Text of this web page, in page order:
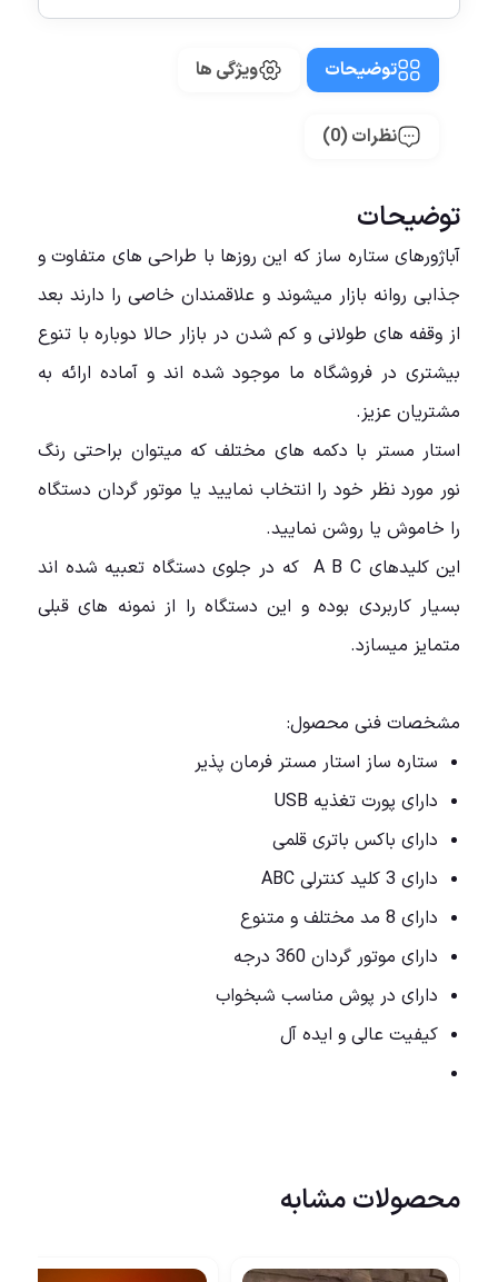
توضیحات ویژگی ها
نظرات (0)
توضیحات
آباژورهای ستاره ساز که این روزها با طراحی های متفاوت و
جذابی روانه بازار میشوند و علاقمندان خاصی را دارند بعد
از وقفه های طولانی و کم شدن در بازار حالا دوباره با تنوع
بیشتری در فروشگاه ما موجود شده اند و آماده ارائه به
مشتریان عزیز.
استار مستر با دکمه های مختلف که میتوان براحتی رنگ
نور مورد نظر خود را انتخاب نمایید یا موتور گردان دستگاه
را خاموش یا روشن نمایید.
این کلیدهای A B C که در جلوی دستگاه تعبیه شده اند
بسیار کاربردی بوده و این دستگاه را از نمونه های قبلی
متمایز میسازد.
مشخصات فنی محصول:
ستاره ساز استار مستر فرمان پذیر
دارای پورت تغذیه USB
دارای باکس باتری قلمی
دارای 3 کلید کنترلی ABC
دارای 8 مد مختلف و متنوع
دارای موتور گردان 360 درجه
دارای در پوش مناسب شبخواب
کیفیت عالی و ایده آل
محصولات مشابه